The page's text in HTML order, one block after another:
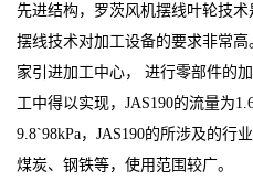
先进结构，罗茨风机摆线叶轮技术
摆线技术对加工设备的要求非常
家引进加工中心， 进行零部件的
工中得以实现，JAS190的流量为
9.8`98kPa，JAS190的所涉及的行
煤炭、钢铁等，使用范围较广。